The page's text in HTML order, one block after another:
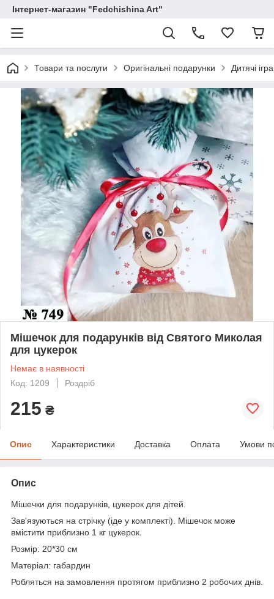
Інтернет-магазин "Fedchishina Art"
Товари та послуги Оригінальні подарунки Дитячі
Мішечок для подарунків від Святого Миколая
для цукерок
Немає в наявності
Код: 1209
Роздріб
215 ₴
Опис Характеристики Доставка Оплата Умови
Опис
Мішечки для подарунків, цукерок для дітей.
Зав'язуються на стрічку (іде у комплекті). Мішечок може
вмістити приблизно 1 кг цукерок.
Розмір: 20*30 см
Матеріал: габардин
Робляться на замовлення протягом приблизно 2 робочих днів.